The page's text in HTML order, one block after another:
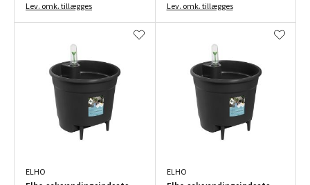
Lev. omk. tillægges Lev. omk. tillægges
ELHO ELHO